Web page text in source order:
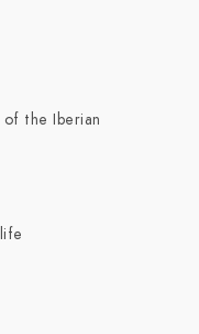
the Iberian